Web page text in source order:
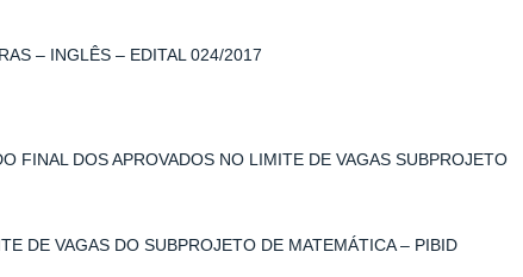
– INGLÊS – EDITAL 024/2017
FINAL DOS APROVADOS NO LIMITE DE VAGAS SUBPROJETO
DE VAGAS DO SUBPROJETO DE MATEMÁTICA – PIBID